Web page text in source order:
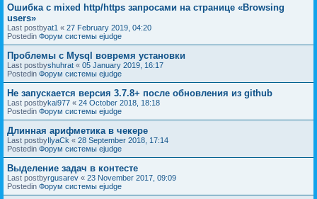
Ошибка с mixed http/https запросами на странице «Browsing
users»
Last postbyat1 « 27 February 2019, 04:20
Postedin Форум системы ejudge
Проблемы с Mysql вовремя установки
Last postbyshuhrat « 05 January 2019, 16:17
Postedin Форум системы ejudge
Не запускается версия 3.7.8+ после обновления из github
Last postbykai977 « 24 October 2018, 18:18
Postedin Форум системы ejudge
Длинная арифметика в чекере
Last postbyIlyaCk « 28 September 2018, 17:14
Postedin Форум системы ejudge
Выделение задач в контесте
Last postbyrgusarev « 23 November 2017, 09:09
Postedin Форум системы ejudge